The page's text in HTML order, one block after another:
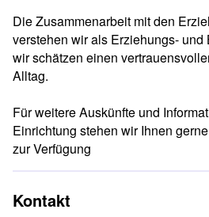
Die Zusammenarbeit mit den
verstehen wir als Erziehungs- und
wir schätzen einen
Alltag.
Für weitere Auskünfte und
Einrichtung stehen wir Ihnen
zur Verfügung
Kontakt